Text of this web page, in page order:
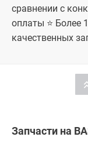
сравнении с
оплаты ⭐ Более
качественных
Запчасти на